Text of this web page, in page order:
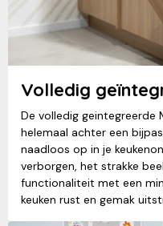
Volledig
De volledig geintegreerde
helemaal achter een
naadloos op in je
verborgen, het strakke
functionaliteit met een
keuken rust en gemak